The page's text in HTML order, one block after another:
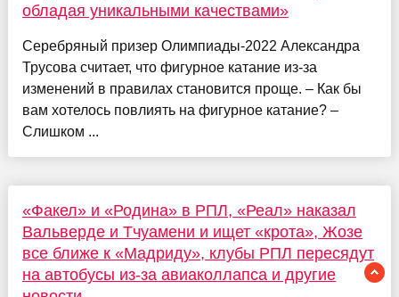
обладая уникальными качествами»
Серебряный призер Олимпиады-2022 Александра
Трусова считает, что фигурное катание из-за
изменений в правилах становится проще. – Как бы
вам хотелось повлиять на фигурное катание? –
Слишком ...
«Факел» и «Родина» в РПЛ, «Реал» наказал
Вальверде и Тчуамени и ищет «крота», Жозе
все ближе к «Мадриду», клубы РПЛ пересядут
на автобусы из-за авиаколлапса и другие